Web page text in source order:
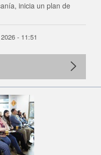
inicia un plan de
- 11:51